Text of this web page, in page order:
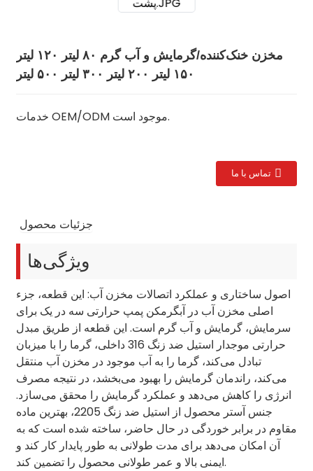
مخزن خنک‌کننده/گرمایش و آب گرم ۸۰ لیتر ۱۲۰ لیتر
۱۵۰ لیتر ۲۰۰ لیتر ۳۰۰ لیتر ۵۰۰ لیتر
خدمات OEM/ODM موجود است.
تماس با ما
جزئیات محصول
ویژگی‌ها
اصول ساختاری و عملکرد اتصالات مخزن آب: این قطعه، جزء
اصلی مخزن آب در آبگرمکن پمپ حرارتی سه در یک برای
سرمایش، گرمایش و آب گرم است. این قطعه از طریق مبدل
حرارتی موجدار استیل ضد زنگ 316 داخلی، گرما را با میزبان
تبادل می‌کند، گرما را به آب موجود در مخزن آب منتقل
می‌کند، راندمان گرمایش را بهبود می‌بخشد، در نتیجه مصرف
انرژی را کاهش می‌دهد و عملکرد گرمایش را محقق می‌سازد.
جنس آستر محصول از استیل ضد زنگ 2205، بهترین ماده
مقاوم در برابر خوردگی در حال حاضر، ساخته شده است که به
آن امکان می‌دهد برای مدت طولانی به طور پایدار کار کند و
ایمنی بالا و عمر طولانی محصول را تضمین کند.